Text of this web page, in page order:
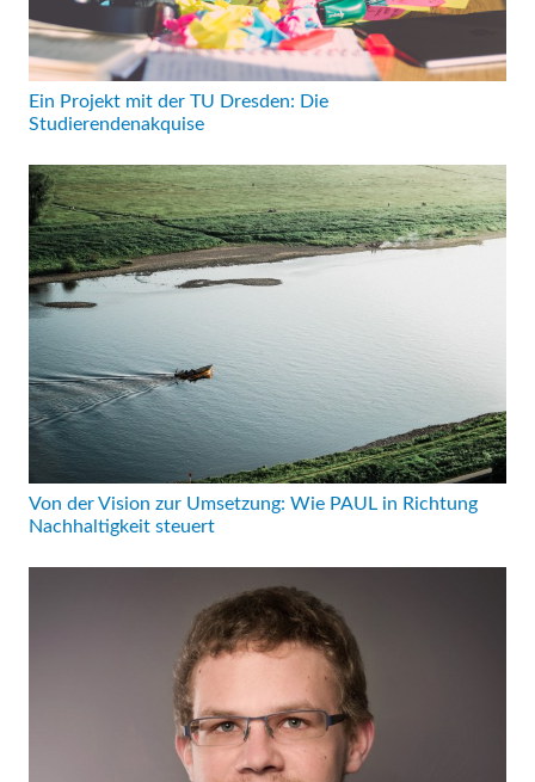
Ein Projekt mit der TU Dresden: Die
Studierendenakquise
Von der Vision zur Umsetzung: Wie PAUL in Richtung
Nachhaltigkeit steuert